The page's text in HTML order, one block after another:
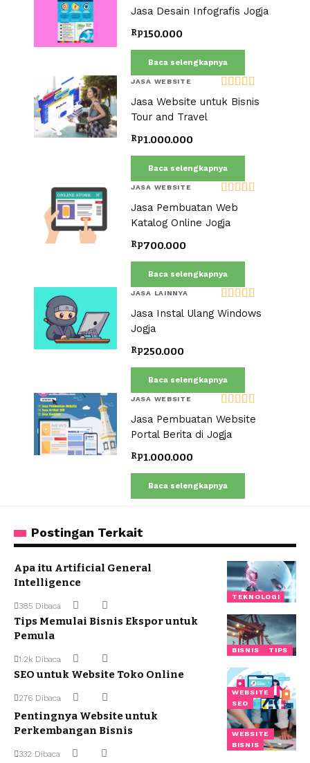
Dinilai5.00
dari 5
Jasa Desain Infografis Jogja
Rp150.000
Baca selengkapnya
JASA WEBSITE
Dinilai5.00
dari 5
Jasa Website untuk Bisnis
Tour and Travel
Rp1.000.000
Baca selengkapnya
JASA WEBSITE
Dinilai
dari 5
Jasa Pembuatan Web
Katalog Online Jogja
Rp700.000
Baca selengkapnya
JASA LAINNYA
Dinilai5.00
dari 5
Jasa Instal Ulang Windows
Jogja
Rp250.000
Baca selengkapnya
JASA WEBSITE
Dinilai5.00
dari 5
Jasa Pembuatan Website
Portal Berita di Jogja
Rp1.000.000
Baca selengkapnya
Postingan Terkait
TEKNOLOGI
Apa itu Artificial General
Intelligence
385 Dibaca
BISNIS TIPS
Tips Memulai Bisnis Ekspor untuk
Pemula
1.2k Dibaca
WEBSITE
SEO
SEO untuk Website Toko Online
276 Dibaca
WEBSITE
BISNIS
Pentingnya Website untuk
Perkembangan Bisnis
332 Dibaca